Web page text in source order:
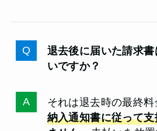
退去後に届いた請求書
いですか？
それは退去時の最終
納入通知書に従って